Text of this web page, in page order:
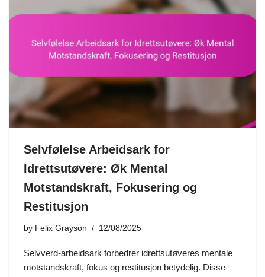
Selvfølelse Arbeidsark for
Idrettsutøvere: Øk Mental
Motstandskraft, Fokusering og
Restitusjon
by Felix Grayson 12/08/2025
Selvverd-arbeidsark forbedrer idrettsutøveres mentale
motstandskraft, fokus og restitusjon betydelig. Disse